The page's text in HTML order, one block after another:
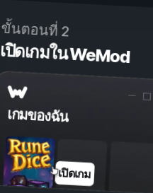
ขั้นตอนที่ 2
เปิดเกมใน WeMod
เกมของฉัน
เปิดเกม